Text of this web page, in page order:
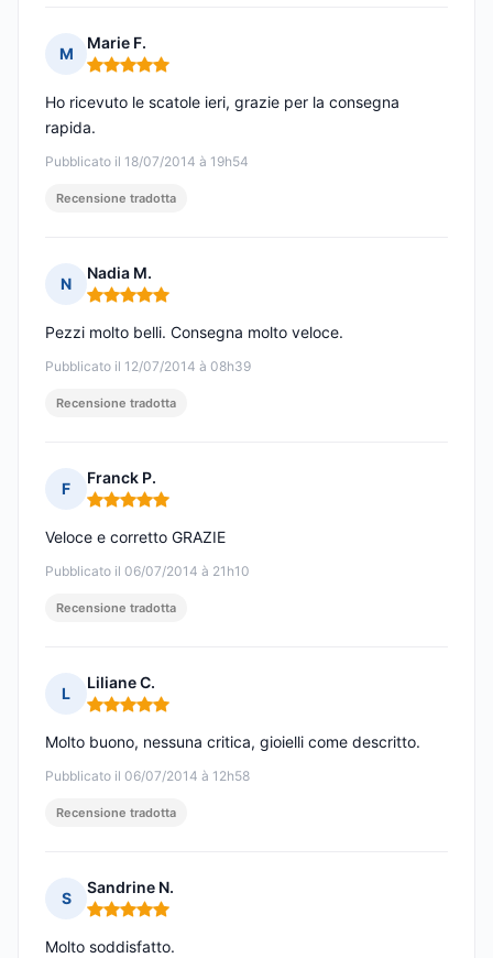
M
Marie F.
Nota: 5 su 5
Pubblicato il 18/07/2014 à 19h54
Ho ricevuto le scatole ieri, grazie per la consegna
rapida.
Recensione tradotta
N
Nadia M.
Nota: 5 su 5
Pubblicato il 12/07/2014 à 08h39
Pezzi molto belli. Consegna molto veloce.
Recensione tradotta
F
Franck P.
Nota: 5 su 5
Pubblicato il 06/07/2014 à 21h10
Veloce e corretto GRAZIE
Recensione tradotta
L
Liliane C.
Nota: 5 su 5
Pubblicato il 06/07/2014 à 12h58
Molto buono, nessuna critica, gioielli come descritto.
Recensione tradotta
S
Sandrine N.
Nota: 5 su 5
Molto soddisfatto.